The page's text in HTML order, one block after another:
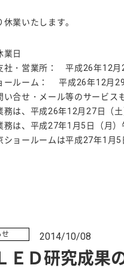
業いたします。
業日
・営業所： 平成26年12月
ルーム： 平成26年12月29
い合せ・メール等のサービス
務は、平成26年12月27日（土
務は、平成27年1月5日（月）
ショールームは平成27年1月5
せ 2014/10/08
ＥＤ研究成果